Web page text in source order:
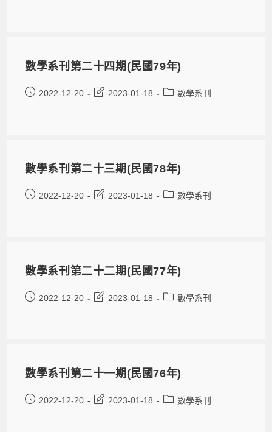
數學系刊第二十四期(民國79年)
2022-12-20 2023-01-18 數學系刊
數學系刊第二十三期(民國78年)
2022-12-20 2023-01-18 數學系刊
數學系刊第二十二期(民國77年)
2022-12-20 2023-01-18 數學系刊
數學系刊第二十一期(民國76年)
2022-12-20 2023-01-18 數學系刊